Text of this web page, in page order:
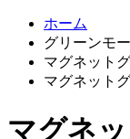
ホーム
グリーンモ
マグネット
マグネット
マグネ